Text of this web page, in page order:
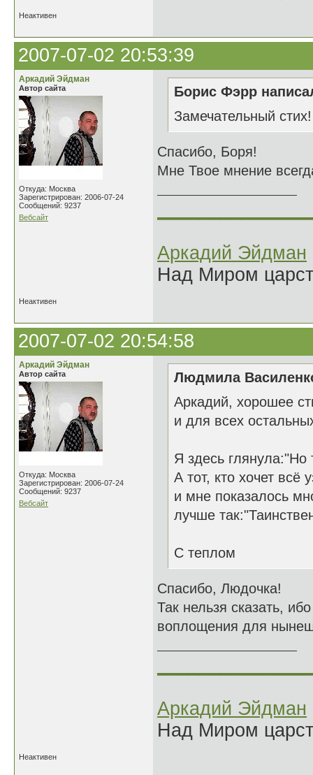
Неактивен
2007-07-02 20:53:39
Аркадий Эйдман
Автор сайта
Откуда: Москва
Зарегистрирован: 2006-07-24
Сообщений: 9237
Вебсайт
Борис Фэрр
Замечательный стих!
Спасибо, Боря!
Мне Твое мнение
Аркадий Эйдман
Над Миром
Неактивен
2007-07-02 20:54:58
Аркадий Эйдман
Автор сайта
Откуда: Москва
Зарегистрирован: 2006-07-24
Сообщений: 9237
Вебсайт
Людмила
Аркадий, хорошее
и для всех
Я здесь глянула:"Но
А тот, кто хочет всё
и мне показалось
лучше
С теплом
Спасибо, Людочка!
Так нельзя сказать,
воплощения для
Аркадий Эйдман
Над Миром
Неактивен